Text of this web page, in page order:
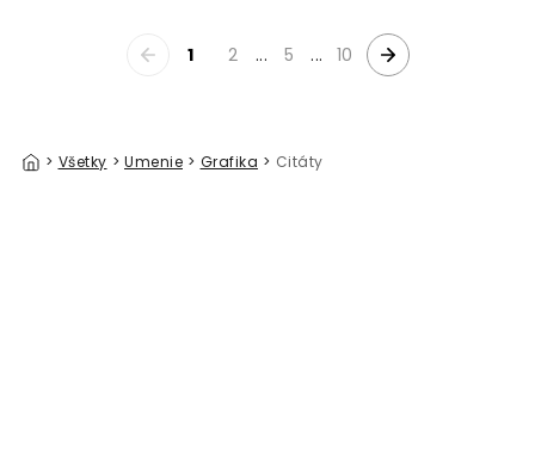
1 2 ... 5 ... 10
> Všetky > Umenie > Grafika > Citáty